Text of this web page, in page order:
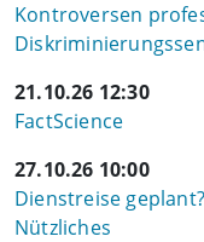
Kontroversen
21.10.26 12:30
FactScience
27.10.26 10:00
Dienstreise
Nützliches